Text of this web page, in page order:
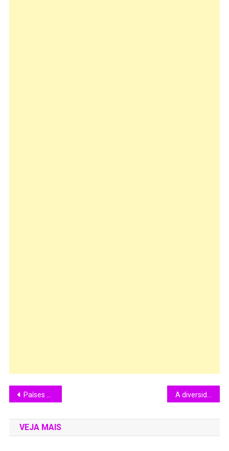
Países com a maior população canina A diversidade da cultura nordestina é celebrada no festival Eles e Elas – SerTão DiVerso na Vila Itororó
VEJA MAIS